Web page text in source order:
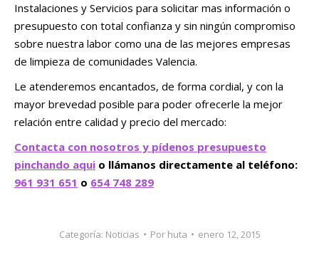
Instalaciones y Servicios para solicitar mas información o
presupuesto con total confianza y sin ningún compromiso
sobre nuestra labor como una de las mejores empresas
de limpieza de comunidades Valencia.
Le atenderemos encantados, de forma cordial, y con la
mayor brevedad posible para poder ofrecerle la mejor
relación entre calidad y precio del mercado:
Contacta con nosotros y pídenos presupuesto
pinchando aqui o llámanos directamente al teléfono:
961 931 651 o 654 748 289
Categoría: Noticias Por huta enero 12, 2015